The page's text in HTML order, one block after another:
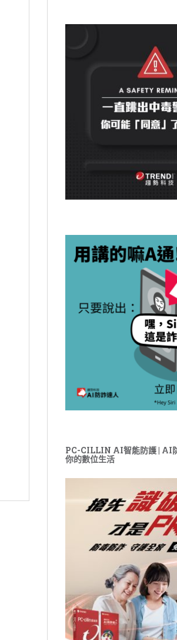
PC-CILLIN AI智能防護 | AI
你的數位生活